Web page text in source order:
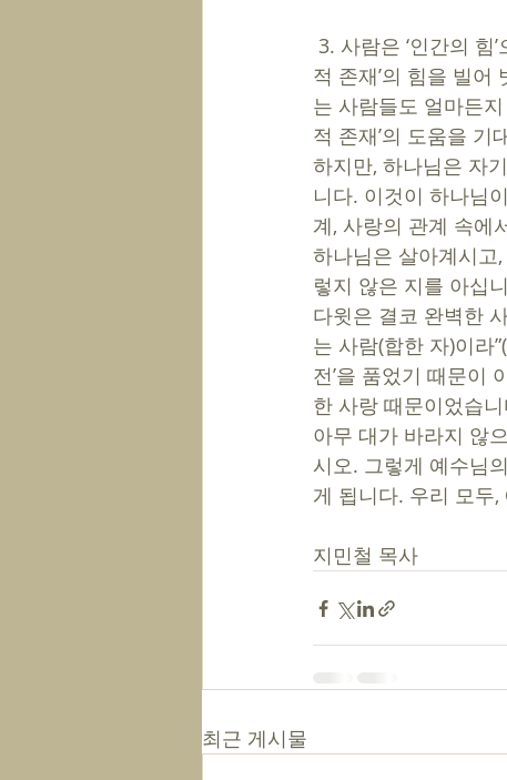
적 존재’의 힘을 빌어
는 사람들도 얼마든
적 존재’의 도움을 기
하지만, 하나님은 자
니다. 이것이 하나님
계, 사랑의 관계 속에
하나님은 살아계시고,
렇지 않은 지를 아십
다윗은 결코 완벽한
는 사람(합한 자)이라
전’을 품었기 때문이
한 사랑 때문이었습
아무 대가 바라지 않
시오. 그렇게 예수님
게 됩니다. 우리 모두
지민철 목사
최근 게시물